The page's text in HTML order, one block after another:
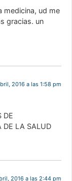
medicina, ud me
gracias. un
2016 a las 1:58 pm
DE
DE LA SALUD
2016 a las 2:44 pm